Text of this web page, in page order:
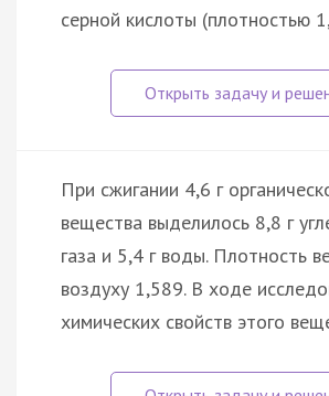
серной кислоты (плотностью
При сжигании 4,6 г
вещества выделилось 8,8 г
газа и 5,4 г воды. Плотность
воздуху 1,589. В ходе
химических свойств этого